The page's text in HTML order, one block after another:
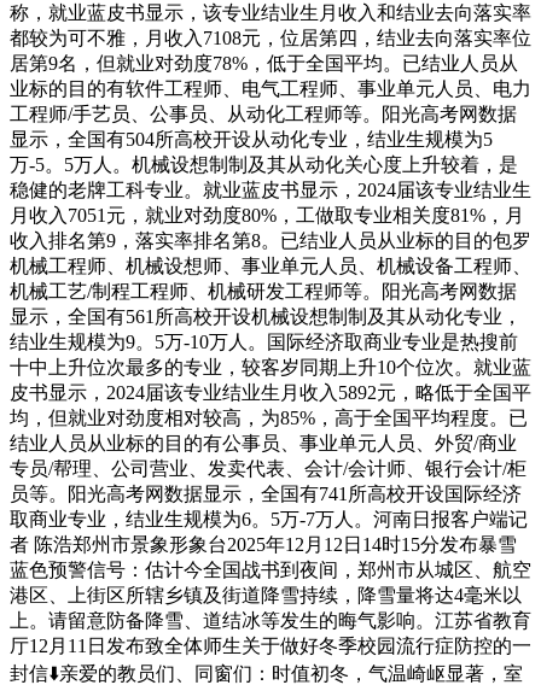
称，就业蓝皮书显示，该专业结业生月收入和结业去向落实率
都较为可不雅，月收入7108元，位居第四，结业去向落实率位
居第9名，但就业对劲度78%，低于全国平均。已结业人员从
业标的目的有软件工程师、电气工程师、事业单元人员、电力
工程师/手艺员、公事员、从动化工程师等。阳光高考网数据
显示，全国有504所高校开设从动化专业，结业生规模为5
万-5。5万人。机械设想制制及其从动化关心度上升较着，是
稳健的老牌工科专业。就业蓝皮书显示，2024届该专业结业生
月收入7051元，就业对劲度80%，工做取专业相关度81%，月
收入排名第9，落实率排名第8。已结业人员从业标的目的包罗
机械工程师、机械设想师、事业单元人员、机械设备工程师、
机械工艺/制程工程师、机械研发工程师等。阳光高考网数据
显示，全国有561所高校开设机械设想制制及其从动化专业，
结业生规模为9。5万-10万人。国际经济取商业专业是热搜前
十中上升位次最多的专业，较客岁同期上升10个位次。就业蓝
皮书显示，2024届该专业结业生月收入5892元，略低于全国平
均，但就业对劲度相对较高，为85%，高于全国平均程度。已
结业人员从业标的目的有公事员、事业单元人员、外贸/商业
专员/帮理、公司营业、发卖代表、会计/会计师、银行会计/柜
员等。阳光高考网数据显示，全国有741所高校开设国际经济
取商业专业，结业生规模为6。5万-7万人。河南日报客户端记
者 陈浩郑州市景象形象台2025年12月12日14时15分发布暴雪
蓝色预警信号：估计今全国战书到夜间，郑州市从城区、航空
港区、上街区所辖乡镇及街道降雪持续，降雪量将达4毫米以
上。请留意防备降雪、道结冰等发生的晦气影响。江苏省教育
厅12月11日发布致全体师生关于做好冬季校园流行症防控的一
封信⬇️亲爱的教员们、同窗们：时值初冬，气温崎岖显著，室